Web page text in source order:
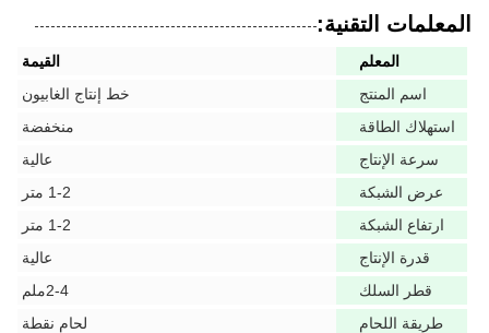
المعلمات التقنية:
المعلم
القيمة
اسم المنتج
خط إنتاج الغابيون
استهلاك الطاقة
منخفضة
سرعة الإنتاج
عالية
عرض الشبكة
1-2 متر
ارتفاع الشبكة
1-2 متر
قدرة الإنتاج
عالية
قطر السلك
2-4ملم
طريقة اللحام
لحام نقطة